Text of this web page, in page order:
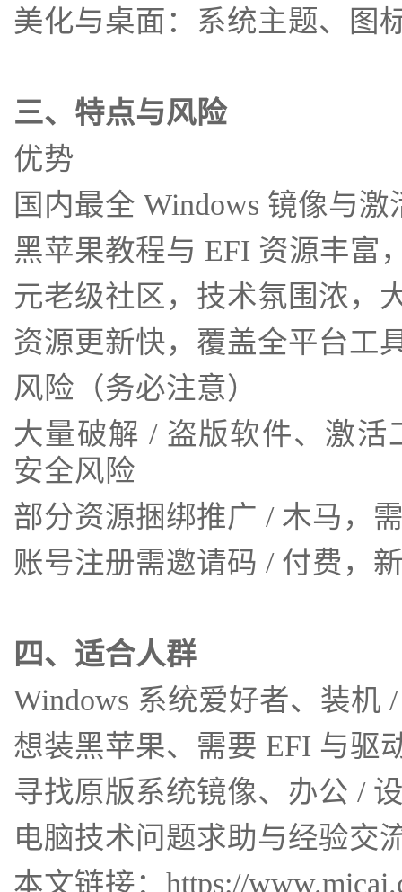
美化与桌面：系统主题、图
三、特点与风险
优势
国内最全 Windows 镜像与
黑苹果教程与 EFI 资源丰富
元老级社区，技术氛围浓，
资源更新快，覆盖全平台工
风险（务必注意）
大量破解 / 盗版软件、激
安全风险
部分资源捆绑推广 / 木马，
账号注册需邀请码 / 付费，
四、适合人群
Windows 系统爱好者、装机
想装黑苹果、需要 EFI 与驱
寻找原版系统镜像、办公 /
电脑技术问题求助与经验交
本文链接：https://